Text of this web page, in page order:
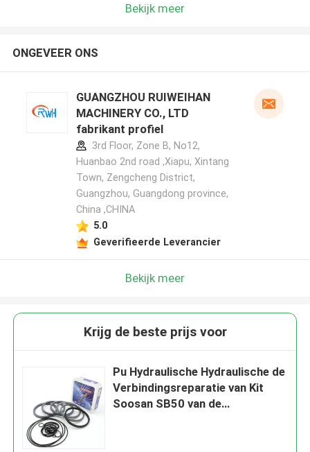
Bekijk meer
ONGEVEER ONS
GUANGZHOU RUIWEIHAN
MACHINERY CO., LTD
fabrikant profiel
3rd Floor, Zone B, No12,
Huanbao 2nd road ,Xiapu, Xintang
Town, Zengcheng District,
Guangzhou, Guangdong province,
China ,CHINA
5.0
Geverifieerde Leverancier
Bekijk meer
Krijg de beste prijs voor
Pu Hydraulische Hydraulische de
Verbindingsreparatie van Kit
Soosan SB50 van de